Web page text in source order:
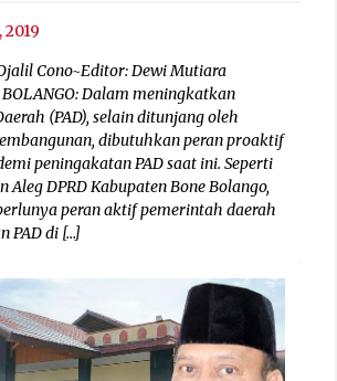
Cono~Editor: Dewi Mutiara
BOLANGO: Dalam meningkatkan
(PAD), selain ditunjang oleh
dibutuhkan peran proaktif
peningakatan PAD saat ini. Seperti
Aleg DPRD Kabupaten Bone Bolango,
peran aktif pemerintah daerah
PAD di […]